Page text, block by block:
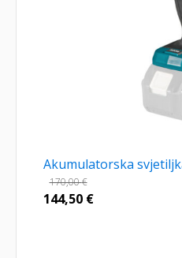
Akumulatorska
170,00€
144,50 €